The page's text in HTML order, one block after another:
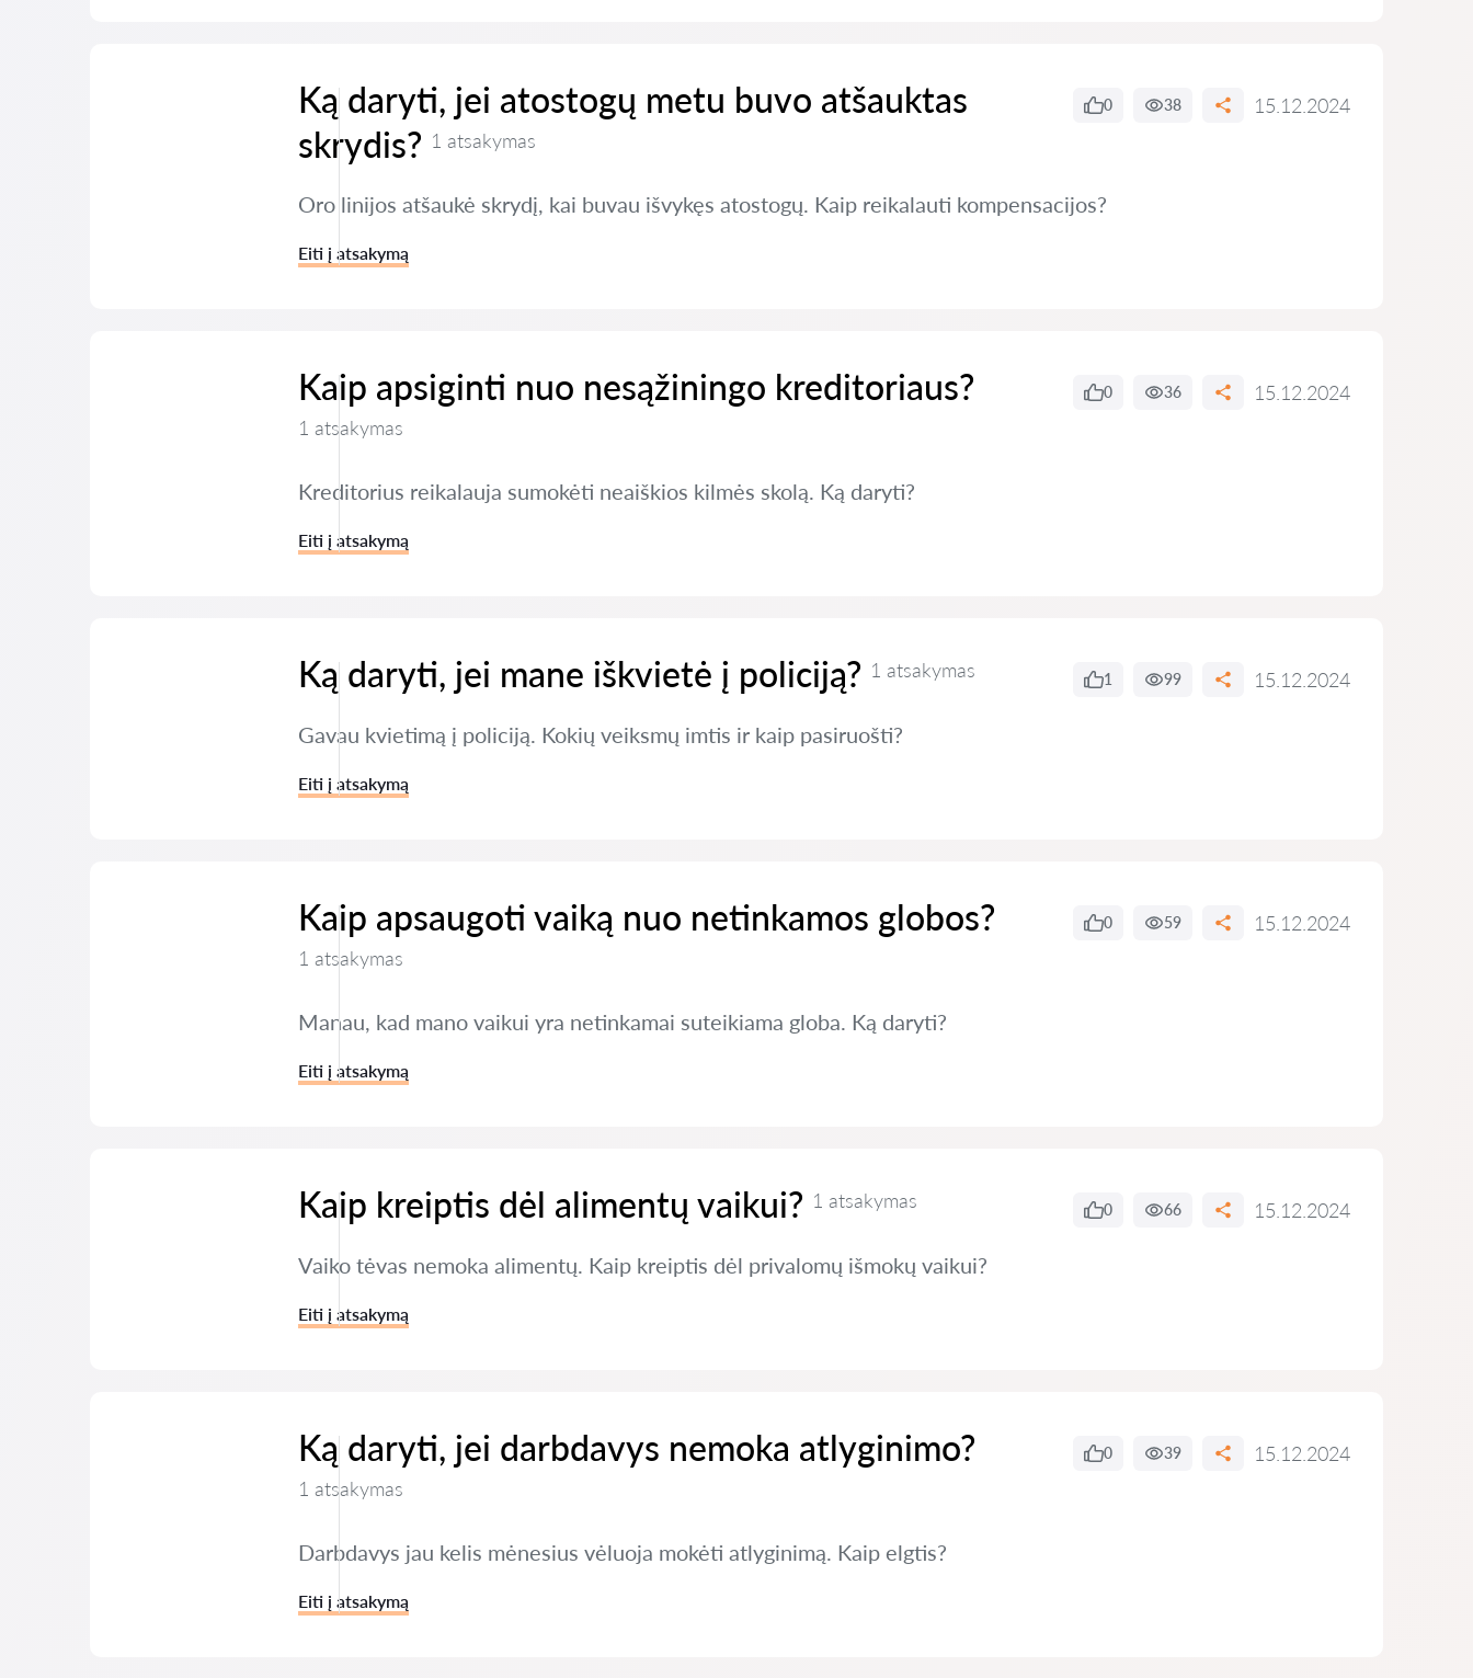
Ką daryti, jei atostogų metu buvo atšauktas
skrydis? 1 atsakymas
0 38 15.12.2024
Oro linijos atšaukė skrydį, kai buvau išvykęs atostogų. Kaip reikalauti kompensacijos?
Eiti į atsakymą
Kaip apsiginti nuo nesąžiningo kreditoriaus?
1 atsakymas
0 36 15.12.2024
Kreditorius reikalauja sumokėti neaiškios kilmės skolą. Ką daryti?
Eiti į atsakymą
Ką daryti, jei mane iškvietė į policiją? 1 atsakymas 1 99 15.12.2024
Gavau kvietimą į policiją. Kokių veiksmų imtis ir kaip pasiruošti?
Eiti į atsakymą
Kaip apsaugoti vaiką nuo netinkamos globos?
1 atsakymas
0 59 15.12.2024
Manau, kad mano vaikui yra netinkamai suteikiama globa. Ką daryti?
Eiti į atsakymą
Kaip kreiptis dėl alimentų vaikui? 1 atsakymas 0 66 15.12.2024
Vaiko tėvas nemoka alimentų. Kaip kreiptis dėl privalomų išmokų vaikui?
Eiti į atsakymą
Ką daryti, jei darbdavys nemoka atlyginimo?
1 atsakymas
0 39 15.12.2024
Darbdavys jau kelis mėnesius vėluoja mokėti atlyginimą. Kaip elgtis?
Eiti į atsakymą